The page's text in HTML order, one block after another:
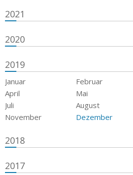
2021
2020
2019
Januar Februar
April
Mai
Juli
August
November
Dezember
2018
2017